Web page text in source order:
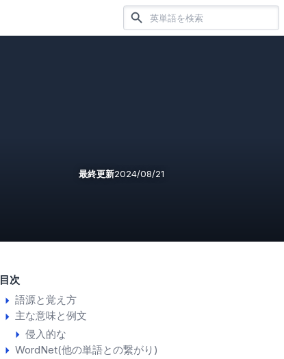
最終更新2024/08/21
目次
語源と覚え方
主な意味と例文
侵入的な
WordNet(他の単語との繋がり)